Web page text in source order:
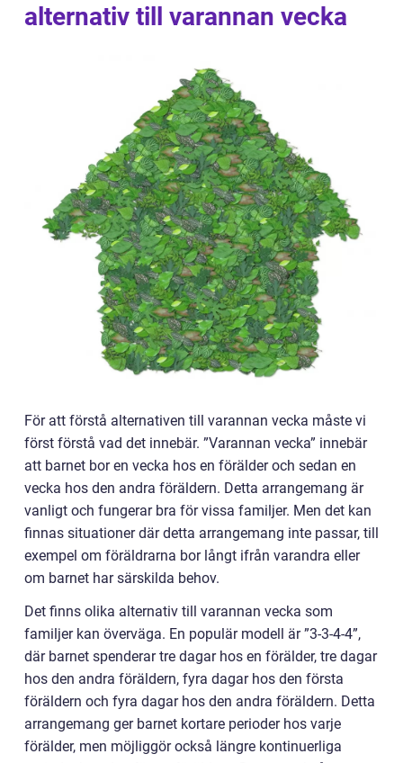
alternativ till varannan vecka
För att förstå alternativen till varannan vecka måste vi
först förstå vad det innebär. ”Varannan vecka” innebär
att barnet bor en vecka hos en förälder och sedan en
vecka hos den andra föräldern. Detta arrangemang är
vanligt och fungerar bra för vissa familjer. Men det kan
finnas situationer där detta arrangemang inte passar, till
exempel om föräldrarna bor långt ifrån varandra eller
om barnet har särskilda behov.
Det finns olika alternativ till varannan vecka som
familjer kan överväga. En populär modell är ”3-3-4-4”,
där barnet spenderar tre dagar hos en förälder, tre dagar
hos den andra föräldern, fyra dagar hos den första
föräldern och fyra dagar hos den andra föräldern. Detta
arrangemang ger barnet kortare perioder hos varje
förälder, men möjliggör också längre kontinuerliga